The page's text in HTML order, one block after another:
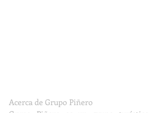
Acerca de Grupo Piñero